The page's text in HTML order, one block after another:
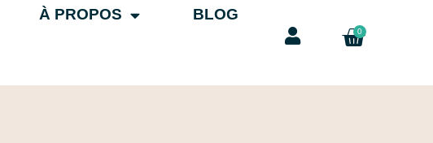
À PROPOS BLOG
0